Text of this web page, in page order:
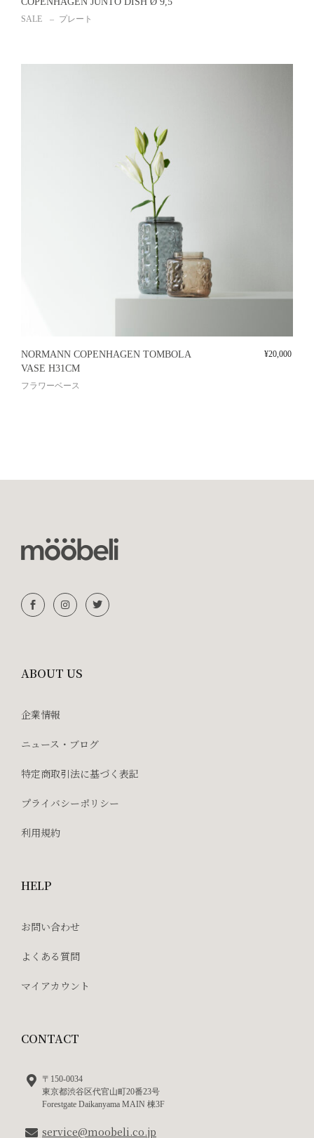
SALE プレート
NORMANN COPENHAGEN TOMBOLA
VASE H31CM
フラワーベース
¥20,000
ABOUT US
企業情報
ニュース・ブログ
特定商取引法に基づく表記
プライバシーポリシー
利用規約
HELP
お問い合わせ
よくある質問
マイアカウント
CONTACT
〒150-0034
東京都渋谷区代官山町20番23号
Forestgate Daikanyama MAIN 棟3F
service@moobeli.co.jp